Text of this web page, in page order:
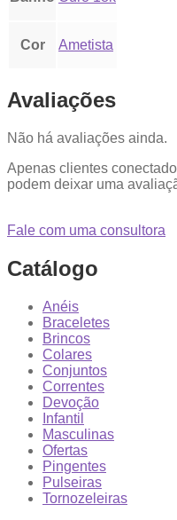
Cor Ametista
Avaliações
Não há avaliações ainda.
Apenas clientes
podem deixar uma
Fale com uma consultora
Catálogo
Anéis
Braceletes
Brincos
Colares
Conjuntos
Correntes
Devoção
Infantil
Masculinas
Ofertas
Pingentes
Pulseiras
Tornozeleiras